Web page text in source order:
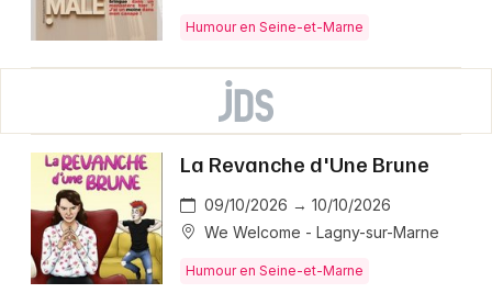
Humour en Seine-et-Marne
La Revanche d'Une Brune
09/10/2026 → 10/10/2026
We Welcome - Lagny-sur-Marne
Humour en Seine-et-Marne